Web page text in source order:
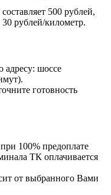
500 рублей,
рублей/километр.
адресу: шоссе
готовность
100% предоплате
ТК оплачивается
от выбранного Вами